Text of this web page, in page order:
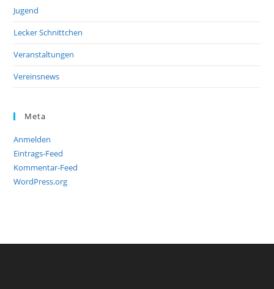
Jugend
Lecker Schnittchen
Veranstaltungen
Vereinsnews
Meta
Anmelden
Eintrags-Feed
Kommentar-Feed
WordPress.org